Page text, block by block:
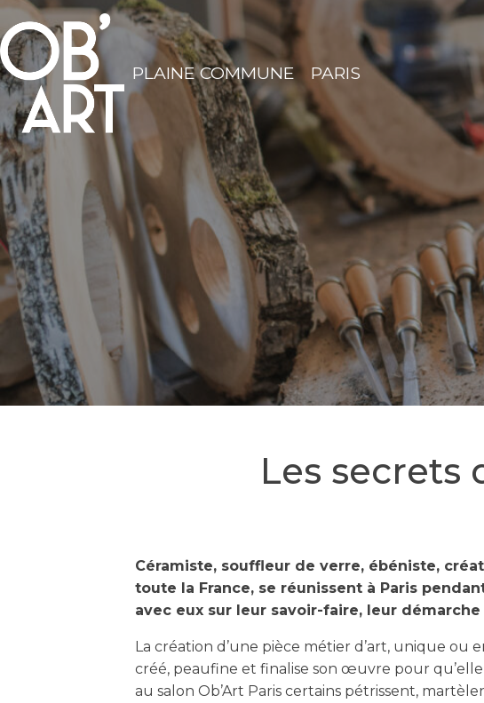
PLAINE COMMUNE PARIS
Les secrets
Céramiste, souffleur de verre, ébéniste,
toute la France, se réunissent à Paris
avec eux sur leur savoir-faire, leur
La création d’une pièce métier d’art, unique ou
créé, peaufine et finalise son œuvre pour qu’elle
au salon Ob’Art Paris certains pétrissent,